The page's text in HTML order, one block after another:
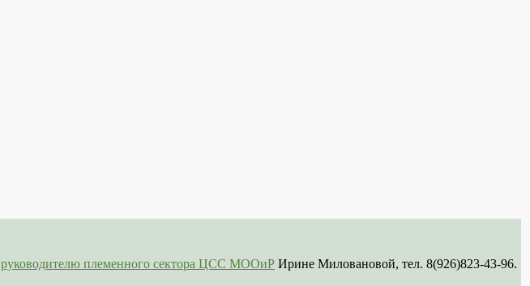
руководителю племенного сектора ЦСС МООиР Ирине Миловановой, тел. 8(926)823-43-96.